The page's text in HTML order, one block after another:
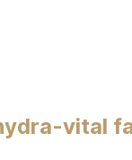
vital